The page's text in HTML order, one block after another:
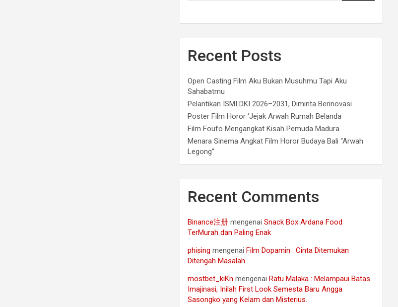
Recent Posts
Open Casting Film Aku Bukan Musuhmu Tapi Aku
Sahabatmu
Pelantikan ISMI DKI 2026–2031, Diminta Berinovasi
Poster Film Horor ‘Jejak Arwah Rumah Belanda
Film Foufo Mengangkat Kisah Pemuda Madura
Menara Sinema Angkat Film Horor Budaya Bali “Arwah
Legong”
Recent Comments
Binance注册 mengenaiSnack Box Ardana Food
TerMurah dan Paling Enak
phising mengenai Film Dopamin : Cinta Ditemukan
Ditengah Masalah
mostbet_kiKn mengenai Ratu Malaka : Melampaui Batas
Imajinasi, Inilah First Look Semesta Baru Angga
Sasongko yang Kelam dan Misterius.